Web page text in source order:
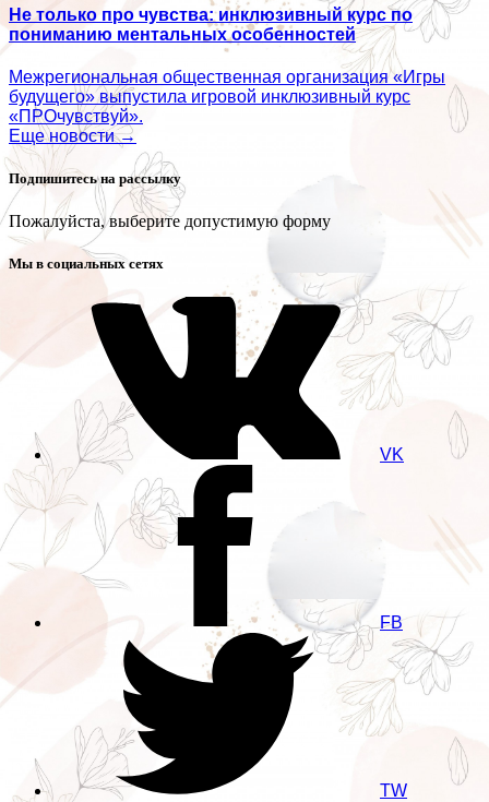
Не только про чувства: инклюзивный курс по
пониманию ментальных особенностей
Межрегиональная общественная организация «Игры
будущего» выпустила игровой инклюзивный курс
«ПРОчувствуй».
Еще новости →
Подпишитесь на рассылку
Пожалуйста, выберите допустимую форму
Мы в социальных сетях
VK
FB
TW